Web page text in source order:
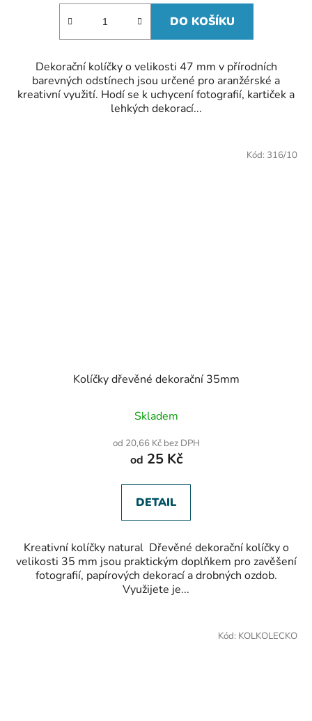
DO KOŠÍKU
Dekorační kolíčky o velikosti 47 mm v přírodních
barevných odstínech jsou určené pro aranžérské a
kreativní využití. Hodí se k uchycení fotografií, kartiček a
lehkých dekorací...
Kolíčky dřevěné dekorační 35mm
Skladem
od 20,66 Kč bez DPH
od 25 Kč
DETAIL
Kreativní kolíčky natural Dřevěné dekorační kolíčky o
velikosti 35 mm jsou praktickým doplňkem pro zavěšení
fotografií, papírových dekorací a drobných ozdob.
Využijete je...
Kód: 316/10
Kód: KOLKOLECKO